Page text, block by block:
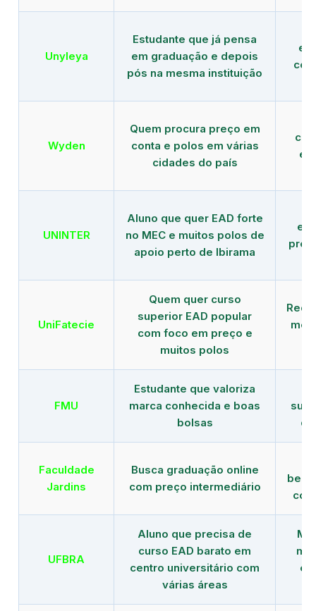
Unyleya
Estudante que já pensa
em graduação e depois
pós na mesma instituição
Wyden
Quem procura preço em
conta e polos em várias
cidades do país
UNINTER
Aluno que quer EAD forte
no MEC e muitos polos de
apoio perto de Ibirama
UniFatecie
Quem quer curso
superior EAD popular
com foco em preço e
muitos polos
FMU
Estudante que valoriza
marca conhecida e boas
bolsas
Faculdade
Jardins
Busca graduação online
com preço intermediário
UFBRA
Aluno que precisa de
curso EAD barato em
centro universitário com
várias áreas